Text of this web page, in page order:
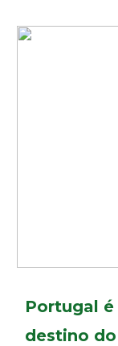
Portugal
destino